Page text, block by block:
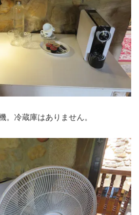
。冷蔵庫はありません。